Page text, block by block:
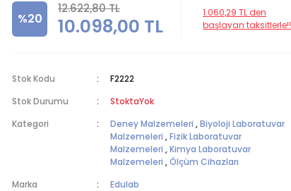
%20
12.622,80 TL
10.098,00 TL
1.060,29 TL den
başlayan taksitlerle!!
Stok Kodu
F2222
Stok Durumu
StoktaYok
Kategori
Deney Malzemeleri ,Biyoloji Laboratuvar
Malzemeleri ,Fizik Laboratuvar
Malzemeleri ,Kimya Laboratuvar
Malzemeleri ,Ölçüm Cihazları
Marka
Edulab